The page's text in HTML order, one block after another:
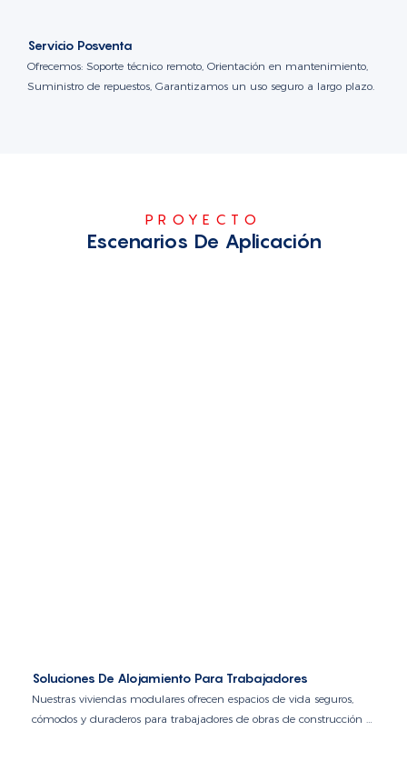
Servicio Posventa
Ofrecemos: Soporte técnico remoto, Orientación en mantenimiento,
Suministro de repuestos, Garantizamos un uso seguro a largo plazo.
PROYECTO
Escenarios De Aplicación
Soluciones De Alojamiento Para Trabajadores
Nuestras viviendas modulares ofrecen espacios de vida seguros,
cómodos y duraderos para trabajadores de obras de construcción e